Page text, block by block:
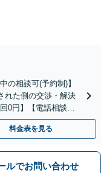
の相談可(予約制)】
れた側の交渉・解決
0円】【電話相談で
料金表を見る
ルでお問い合わせ